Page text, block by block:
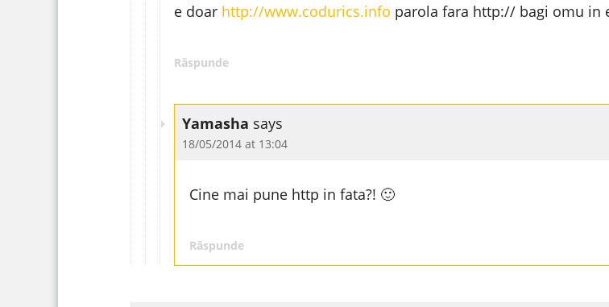
e doar http://www.codurics.info parola fara http:// bagi omu in
Răspunde
Yamasha says
18/05/2014 at 13:04
Cine mai pune http in fata?! 🙂
Răspunde